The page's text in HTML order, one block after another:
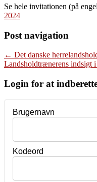
Se hele invitationen (på
2024
Post navigation
← Det danske
Landsholdtrænerens indsigt
Login for at
Brugernavn
Kodeord